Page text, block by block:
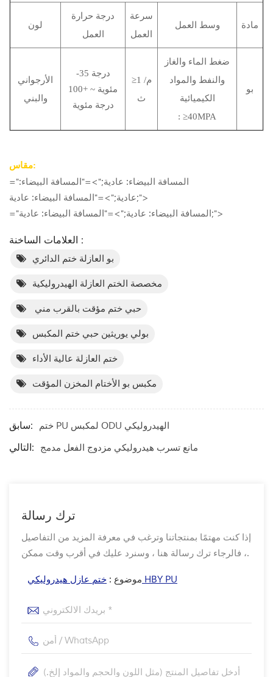
لون
درجة حرارة
العمل
سرعة
العمل
وسط العمل مادة
الأرجواني
والبني
-35 درجة
مئوية ~ +100
درجة مئوية
≥1 م/
ث
ضغط الماء والغاز
والنفط والمواد
الكيميائية
: ≥40MPA
بو
مقاس:
="المسافة البيضاء: عادية;">="المسافة البيضاء:
عادية;">="المسافة البيضاء: عادية;">
="المسافة البيضاء: عادية;">="المسافة البيضاء: عادية;">
العلامات الساخنة :
بو العازلة ختم الدائري
مخصصة الختم العازلة الهيدروليكية
حبي ختم مؤقت بالقرب مني
بولي يوريثين حبي ختم المكبس
ختم العازلة عالية الأداء
مكبس بو الأختام المخزن المؤقت
سابق: ختم PU لمكبس ODU الهيدروليكي
التالي: مانع تسرب هيدروليكي مزدوج الفعل مدمج
ترك رسالة
إذا كنت مهتمًا بمنتجاتنا وترغب في معرفة المزيد من التفاصيل
، فالرجاء ترك رسالة هنا ، وسنرد عليك في أقرب وقت ممكن.
موضوع : ختم عازل هيدروليكي HBY PU